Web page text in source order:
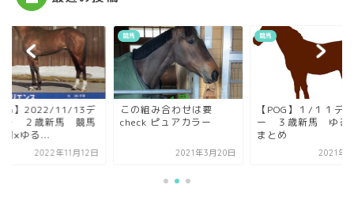
】2022/11/13デ
ー ２歳新馬 競馬
聞×ゆる...
2022年11月12日
競馬
この組み合わせは要
check ピュアカラー
2021年3月20日
競馬
【POG】１/１１デ
ー ３歳新馬 ゆる
まとめ
2021年1